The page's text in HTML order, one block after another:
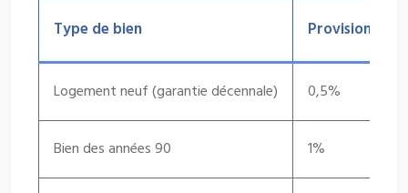
Type de bien Provision
Logement neuf (garantie décennale) 0,5%
Bien des années 90 1%